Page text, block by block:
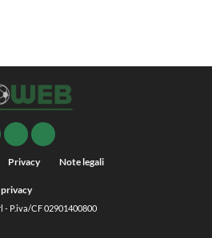
Privacy Note legali
- P.iva/CF 02901400800